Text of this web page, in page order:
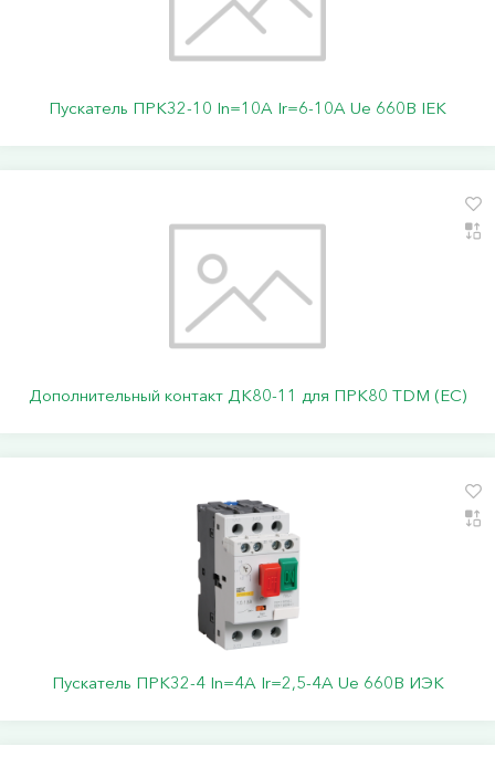
Пускатель ПРК32-10 In=10A Ir=6-10A Ue 660В IEK
Дополнительный контакт ДК80-11 для ПРК80 TDM (ЕС)
Пускатель ПРК32-4 In=4A Ir=2,5-4A Ue 660В ИЭК